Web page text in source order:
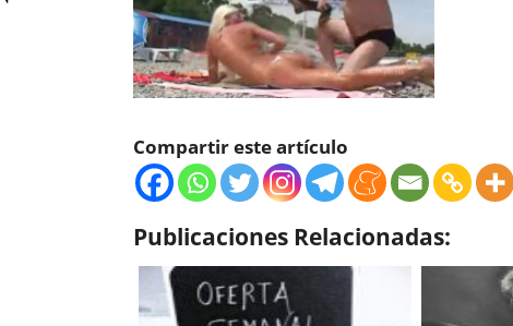
Compartir este artículo
Publicaciones Relacionadas: